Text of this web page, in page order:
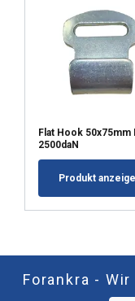
Flat Hook 50x75mm
2500daN
Produkt
Forankra -